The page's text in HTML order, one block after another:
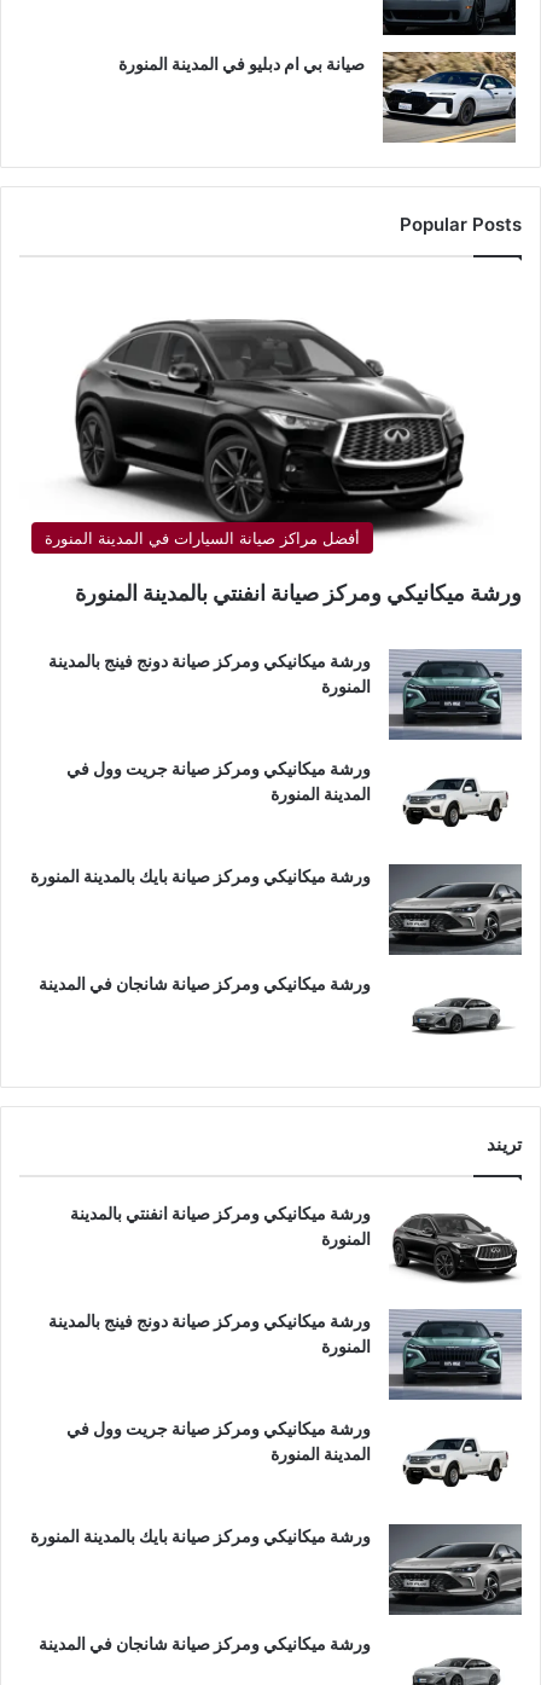
صيانة بي ام دبليو في المدينة المنورة
Popular Posts
أفضل مراكز صيانة السيارات في المدينة المنورة
ورشة ميكانيكي ومركز صيانة انفنتي بالمدينة المنورة
ورشة ميكانيكي ومركز صيانة دونج فينج بالمدينة
المنورة
ورشة ميكانيكي ومركز صيانة جريت وول في
المدينة المنورة
ورشة ميكانيكي ومركز صيانة بايك بالمدينة المنورة
ورشة ميكانيكي ومركز صيانة شانجان في المدينة
تريند
ورشة ميكانيكي ومركز صيانة انفنتي بالمدينة
المنورة
ورشة ميكانيكي ومركز صيانة دونج فينج بالمدينة
المنورة
ورشة ميكانيكي ومركز صيانة جريت وول في
المدينة المنورة
ورشة ميكانيكي ومركز صيانة بايك بالمدينة المنورة
ورشة ميكانيكي ومركز صيانة شانجان في المدينة